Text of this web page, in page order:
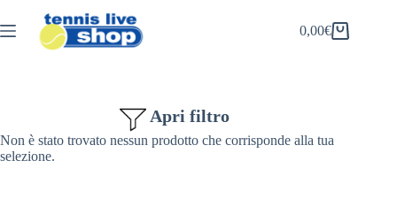
al
contenuto
Carrello
0,00€
Apri filtro
Non è stato trovato nessun prodotto che corrisponde alla tua
selezione.